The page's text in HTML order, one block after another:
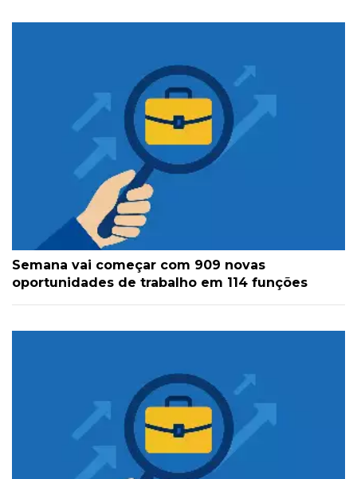
Semana vai começar com 909 novas
oportunidades de trabalho em 114 funções